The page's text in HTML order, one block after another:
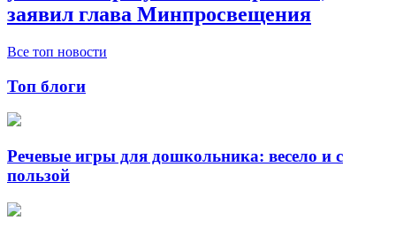
заявил глава Минпросвещения
Все топ новости
Топ блоги
Речевые игры для дошкольника: весело и с
пользой